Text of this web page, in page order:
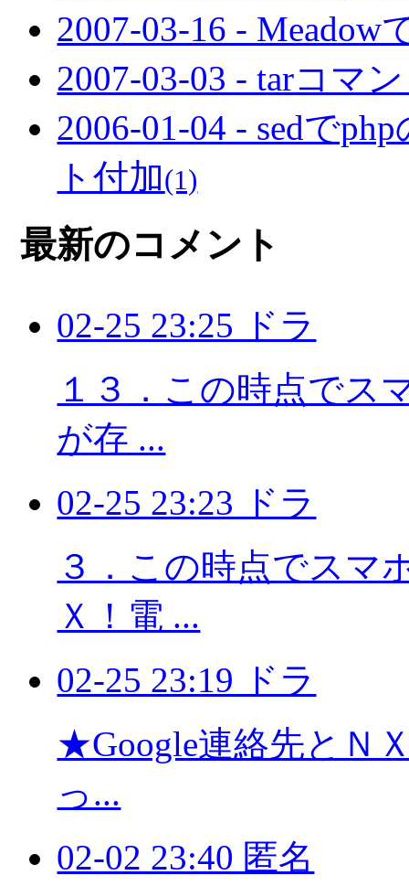
2007-03-16 -
2007-03-03 - tarコマ
2006-01-04 - sedで
ト付加(1)
最新のコメント
02-25 23:25 ドラ
１３．この時点でス
が存 ...
02-25 23:23 ドラ
３．この時点でスマ
Ｘ！電 ...
02-25 23:19 ドラ
★Google連絡先とＮ
っ...
02-02 23:40 匿名